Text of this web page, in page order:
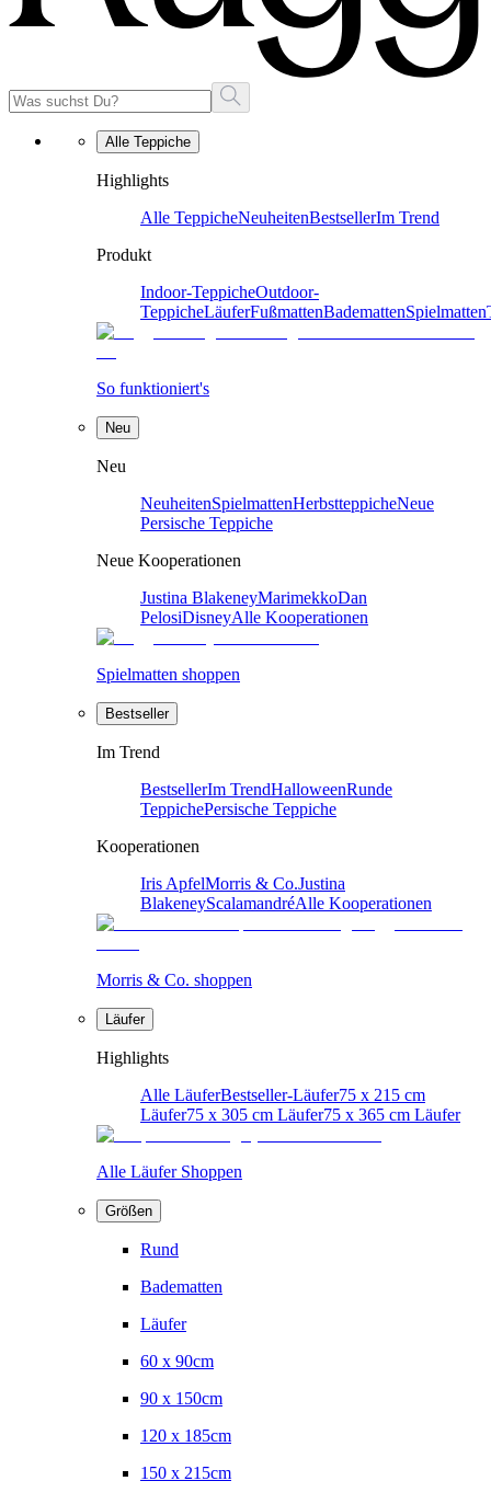
Alle Teppiche
Highlights
Alle TeppicheNeuheitenBestsellerIm Trend
Produkt
Indoor-TeppicheOutdoor-
TeppicheLäuferFußmattenBademattenSpielmatten
So funktioniert's
Neu
Neu
NeuheitenSpielmattenHerbstteppicheNeue
Persische Teppiche
Neue Kooperationen
Justina BlakeneyMarimekkoDan
PelosiDisneyAlle Kooperationen
Spielmatten shoppen
Bestseller
Im Trend
BestsellerIm TrendHalloweenRunde
TeppichePersische Teppiche
Kooperationen
Iris ApfelMorris & Co.Justina
BlakeneyScalamandréAlle Kooperationen
Morris & Co. shoppen
Läufer
Highlights
Alle LäuferBestseller-Läufer75 x 215 cm
Läufer75 x 305 cm Läufer75 x 365 cm Läufer
Alle Läufer Shoppen
Größen
Rund
Badematten
Läufer
60 x 90cm
90 x 150cm
120 x 185cm
150 x 215cm